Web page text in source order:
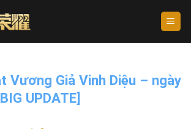
Vương Giả Vinh Diệu – ngày
UPDATE]